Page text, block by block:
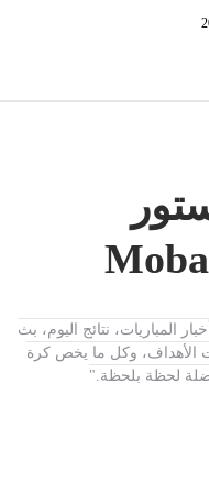
المباريات، نتائج اليوم، بث
الأهداف، وكل ما يخص كرة
لحظة بلحظة."